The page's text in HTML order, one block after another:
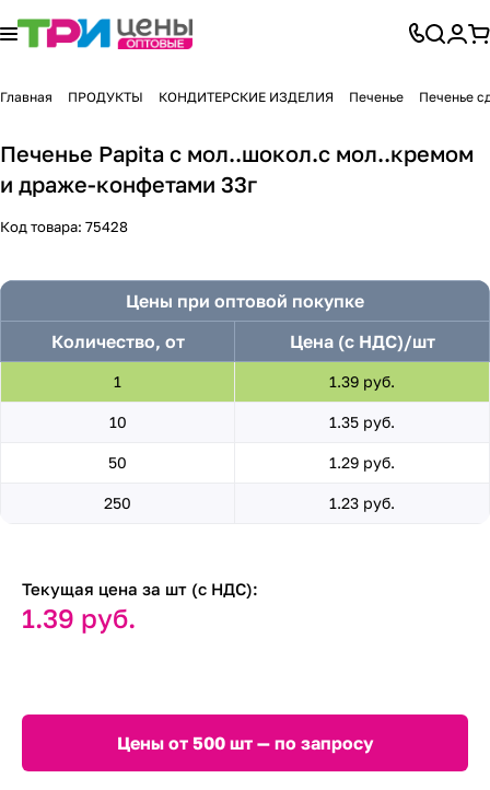
Главная ПРОДУКТЫ КОНДИТЕРСКИЕ ИЗДЕЛИЯ Печенье Печенье
Печенье Papita с мол..шокол.с мол..кремом
и драже-конфетами 33г
Код товара: 75428
Цены при оптовой покупке
Количество, от
Цена (с НДС)/шт
1 1.39 руб.
10 1.35 руб.
50 1.29 руб.
250 1.23 руб.
Текущая цена за шт (с НДС):
1.39 руб.
Цены от 500 шт — по запросу